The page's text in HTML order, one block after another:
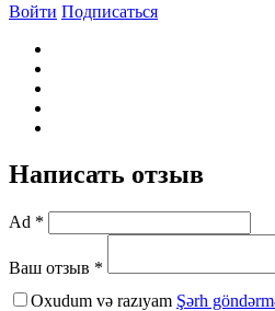
Войти Подписаться
Написать отзыв
Ad *
Ваш отзыв *
Oxudum və razıyam Şərh